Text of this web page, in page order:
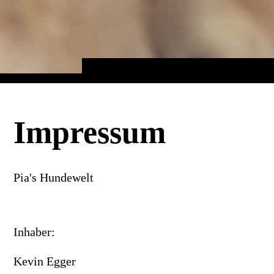
Impressum
Pia's Hundewelt
Inhaber:
Kevin Egger